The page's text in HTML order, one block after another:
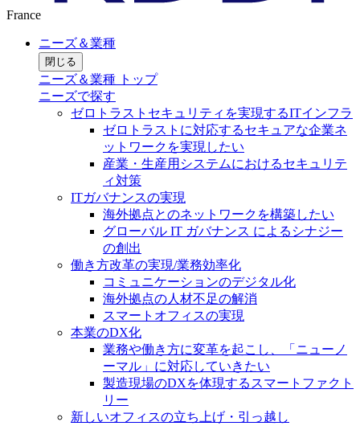
France
ニーズ＆業種
閉じる
ニーズ＆業種 トップ
ニーズで探す
ゼロトラストセキュリティを実現するITインフラ
ゼロトラストに対応するセキュアな企業ネ
ットワークを実現したい
産業・生産用システムにおけるセキュリテ
ィ対策
ITガバナンスの実現
海外拠点とのネットワークを構築したい
グローバル IT ガバナンス によるシナジー
の創出
働き方改革の実現/業務効率化
コミュニケーションのデジタル化
海外拠点の人材不足の解消
スマートオフィスの実現
本業のDX化
業務や働き方に変革を起こし、「ニューノ
ーマル」に対応していきたい
製造現場のDXを体現するスマートファクト
リー
新しいオフィスの立ち上げ・引っ越し